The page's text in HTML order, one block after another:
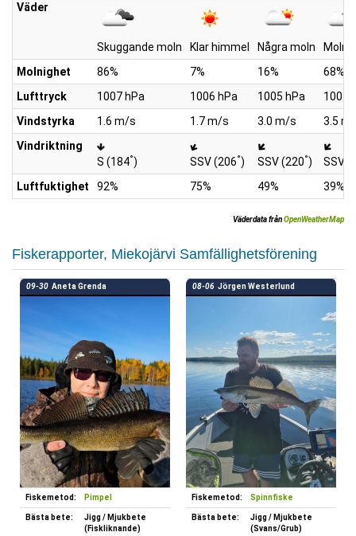
Väder
Skuggande moln Klar himmel Några moln
Molnighet
86% 7% 16%
68%
Lufttryck
1007 hPa 1006 hPa 1005 hPa
1004
Vindstyrka
1.6 m/s 1.7 m/s 3.0 m/s
3.5
Vindriktning
S (184°) SSV (206°) SSV (220°)
SSV
Luftfuktighet
92% 75% 49% 39%
Väderdata frånOpenWeatherMap
Fiskerapporter, Miekojärvi Samfällighetsförening
09-30 Aneta Grenda
Fiskemetod: Pimpel
Bästa bete:
Jigg / Mjukbete
(Fiskliknande)
08-06 Jörgen Westerlund
Fiskemetod: Spinnfiske
Bästa bete:
Jigg / Mjukbete
(Svans/Grub)